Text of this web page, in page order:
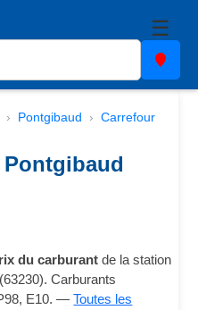
☰
Pontgibaud Carrefour
du carburant de la station
Carburants
E10. —Toutes les